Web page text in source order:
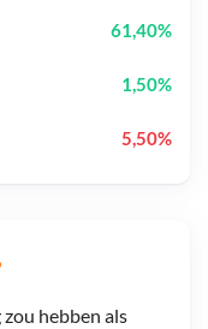
hebben als
61,40%
1,50%
5,50%